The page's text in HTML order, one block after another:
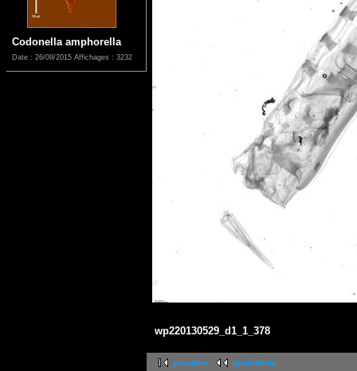
Codonella amphorella
Date : 26/09/2015 Affichages : 3232
wp220130529_d1_1_378
première précédente